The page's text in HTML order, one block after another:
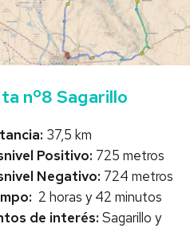
nº8 Sagarillo
37,5 km
Positivo: 725 metros
Negativo: 724 metros
2 horas y 42 minutos
de interés: Sagarillo y